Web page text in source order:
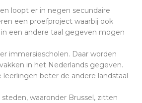
loopt er in negen secundaire
een proefproject waarbij ook
een andere taal gegeven mogen
immersiescholen. Daar worden
in het Nederlands gegeven.
leerlingen beter de andere landstaal
waaronder Brussel, zitten